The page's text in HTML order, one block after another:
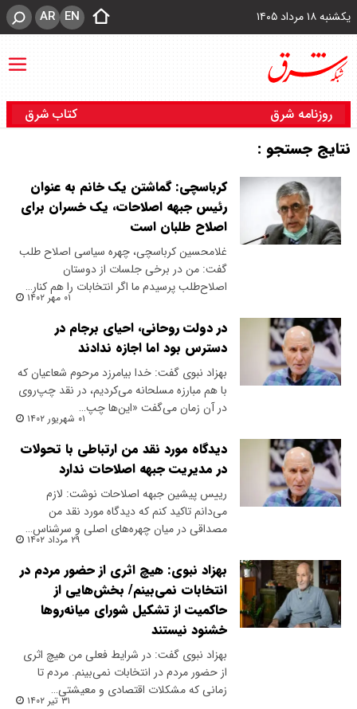
یکشنبه ۱۸ مرداد ۱۴۰۵ EN
AR
روزنامه شرق کتاب شرق
نتایج جستجو :
کرباسچی: گماشتن یک خانم به عنوان
رئیس جبهه اصلاحات، یک خسران برای
اصلاح طلبان است
غلامحسین کرباسچی، چهره سیاسی اصلاح طلب
گفت: من در برخی جلسات از دوستان
اصلاح‌طلب پرسیدم ما اگر انتخابات را هم کنار…
۰۱ مهر ۱۴۰۲
در دولت روحانی، احیای برجام در
دسترس بود اما اجازه ندادند
بهزاد نبوی گفت: خدا بیامرزد مرحوم شعاعیان که
با هم مبارزه مسلحانه می‌کردیم، در نقد چپ‌روی
در آن زمان می‌گفت «این‌ها چپ…
۰۱ شهریور ۱۴۰۲
دیدگاه مورد نقد من ارتباطی با تحولات
در مدیریت جبهه اصلاحات ندارد
رییس پیشین جبهه اصلاحات نوشت: لازم
می‌دانم تاکید کنم که دیدگاه مورد نقد من
مصداقی در میان چهره‌های اصلی و سرشناس…
۲۹ مرداد ۱۴۰۲
بهزاد نبوی: هیچ اثری از حضور مردم در
انتخابات نمی‌بینم/ بخش‌هایی از
حاکمیت از تشکیل شورای میانه‌روها
خشنود نیستند
بهزاد نبوی گفت: در شرایط فعلی من هیچ اثری
از حضور مردم در انتخابات نمی‌بینم. مردم تا
زمانی که مشکلات اقتصادی و معیشتی…
۳۱ تیر ۱۴۰۲